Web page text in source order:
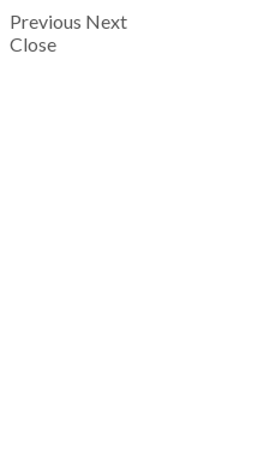
Previous Next
Close